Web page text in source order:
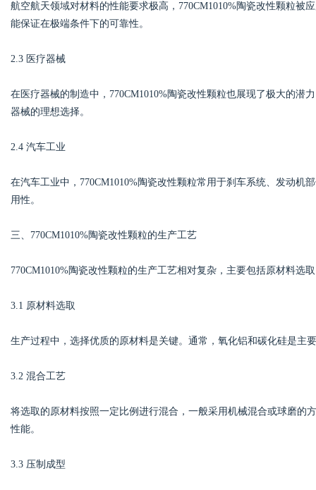
航空航天领域对材料的性能要求极高，770CM1010%陶瓷改性颗粒
能保证在极端条件下的可靠性。
2.3 医疗器械
在医疗器械的制造中，770CM1010%陶瓷改性颗粒也展现了极大的
器械的理想选择。
2.4 汽车工业
在汽车工业中，770CM1010%陶瓷改性颗粒常用于刹车系统、发动
用性。
三、770CM1010%陶瓷改性颗粒的生产工艺
770CM1010%陶瓷改性颗粒的生产工艺相对复杂，主要包括原材料选
3.1 原材料选取
生产过程中，选择优质的原材料是关键。通常，氧化铝和碳化硅是主
3.2 混合工艺
将选取的原材料按照一定比例进行混合，一般采用机械混合或球磨的
性能。
3.3 压制成型